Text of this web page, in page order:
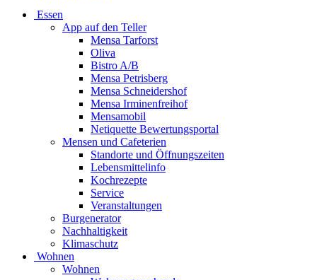
Essen
App auf den Teller
Mensa Tarforst
Oliva
Bistro A/B
Mensa Petrisberg
Mensa Schneidershof
Mensa Irminenfreihof
Mensamobil
Netiquette Bewertungsportal
Mensen und Cafeterien
Standorte und Öffnungszeiten
Lebensmittelinfo
Kochrezepte
Service
Veranstaltungen
Burgenerator
Nachhaltigkeit
Klimaschutz
Wohnen
Wohnen